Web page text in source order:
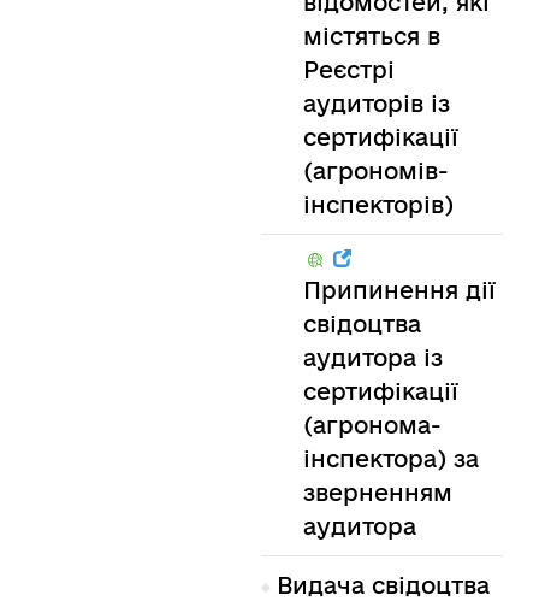
містяться в
Реєстрі
аудиторів із
сертифікації
(агрономів-
інспекторів)
Припинення дії
свідоцтва
аудитора із
сертифікації
(агронома-
інспектора) за
зверненням
аудитора
Видача свідоцтва